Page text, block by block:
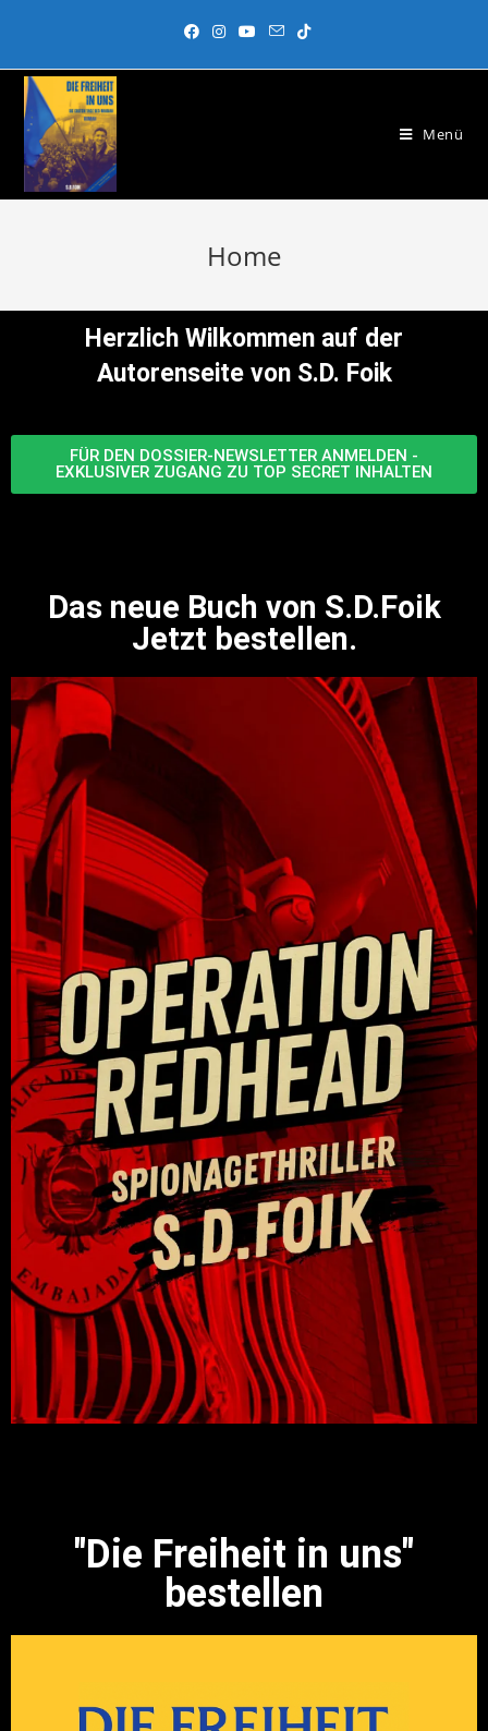
Menü
Home
Herzlich Wilkommen auf der
Autorenseite von S.D. Foik
FÜR DEN DOSSIER-NEWSLETTER ANMELDEN -
EXKLUSIVER ZUGANG ZU TOP SECRET INHALTEN
Das neue Buch von S.D.Foik
Jetzt bestellen.
"Die Freiheit in uns"
bestellen